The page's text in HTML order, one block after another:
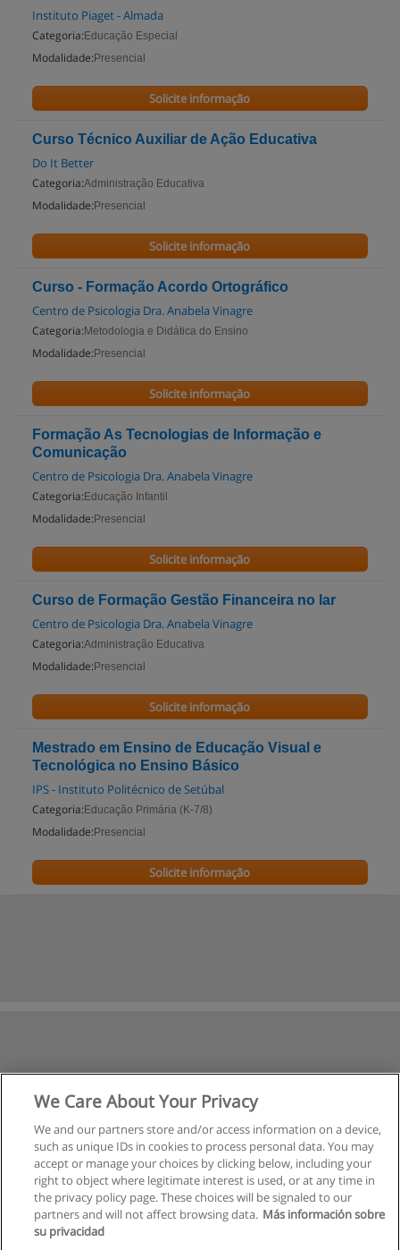
Instituto Piaget - Almada
Categoria: Educação Especial
Modalidade: Presencial
Solicite informação
Curso Técnico Auxiliar de Ação Educativa
Do It Better
Categoria:Administração Educativa
Modalidade: Presencial
Solicite informação
Curso - Formação Acordo Ortográfico
Centro de Psicologia Dra. Anabela Vinagre
Categoria: Metodologia e Didática do Ensino
Modalidade: Presencial
Solicite informação
Formação As Tecnologias de Informação e
Comunicação
Centro de Psicologia Dra. Anabela Vinagre
Categoria: Educação Infantil
Modalidade: Presencial
Solicite informação
Curso de Formação Gestão Financeira no lar
Centro de Psicologia Dra. Anabela Vinagre
Categoria:Administração Educativa
Modalidade: Presencial
Solicite informação
Mestrado em Ensino de Educação Visual e
Tecnológica no Ensino Básico
IPS - Instituto Politécnico de Setúbal
Categoria: Educação Primária (K-7/8)
Modalidade: Presencial
Solicite informação
We Care About Your Privacy
We and our partners store and/or access information on a device,
such as unique IDs in cookies to process personal data. You may
accept or manage your choices by clicking below, including your
right to object where legitimate interest is used, or at any time in
the privacy policy page. These choices will be signaled to our
partners and will not affect browsing data. Más información sobre
su privacidad